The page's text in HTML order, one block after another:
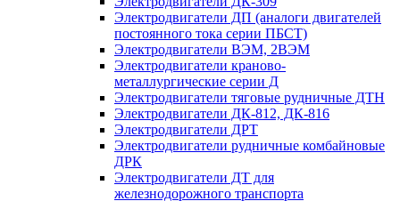
Электродвигатели ДП (аналоги двигателей
постоянного тока серии ПБСТ)
Электродвигатели ВЭМ, 2ВЭМ
Электродвигатели краново-
металлургические серии Д
Электродвигатели тяговые рудничные ДТН
Электродвигатели ДК-812, ДК-816
Электродвигатели ДРТ
Электродвигатели рудничные комбайновые
ДРК
Электродвигатели ДТ для
железнодорожного транспорта